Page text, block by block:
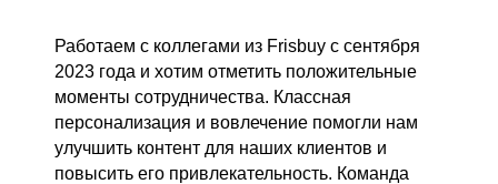
Работаем с коллегами из Frisbuy с сентября
2023 года и хотим отметить положительные
моменты сотрудничества. Классная
персонализация и вовлечение помогли нам
улучшить контент для наших клиентов и
повысить его привлекательность. Команда